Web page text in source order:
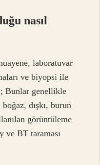
nasıl
laboratuvar
ve biyopsi ile
Bunlar genellikle
dışkı, burun
görüntüleme
ve BT taraması